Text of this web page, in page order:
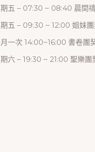
五 – 07:30 ~ 08:40 晨間
五 – 09:30 ~ 12:00 姐妹
一次 14:00~16:00 書卷團
六 – 19:30 ~ 21:00 聖樂團